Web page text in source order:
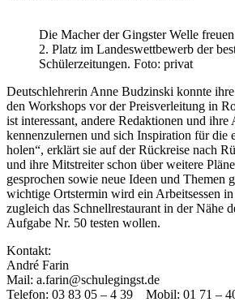
Die Macher der Gingster Welle
2. Platz im Landeswettbewerb der
Schülerzeitungen. Foto: privat
Deutschlehrerin Anne Budzinski konnte
den Workshops vor der Preisverleitung in
ist interessant, andere Redaktionen und ihre
kennenzulernen und sich Inspiration für die
holen“, erklärt sie auf der Rückreise nach
und ihre Mitstreiter schon über weitere
gesprochen sowie neue Ideen und Themen
wichtige Ortstermin wird ein Arbeitsessen
zugleich das Schnellrestaurant in der Nähe
Aufgabe Nr. 50 testen wollen.
Kontakt:
André Farin
Mail: a.farin@schulegingst.de
Telefon: 03 83 05 – 4 39 Mobil: 01 71 –